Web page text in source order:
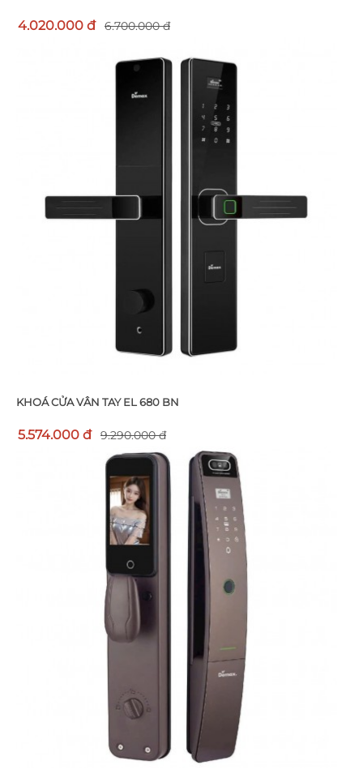
4.020.000 đ 6.700.000 đ
KHOÁ CỬA VÂN TAY EL 680 BN
5.574.000 đ 9.290.000 đ